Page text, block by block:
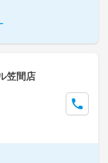
笠間店